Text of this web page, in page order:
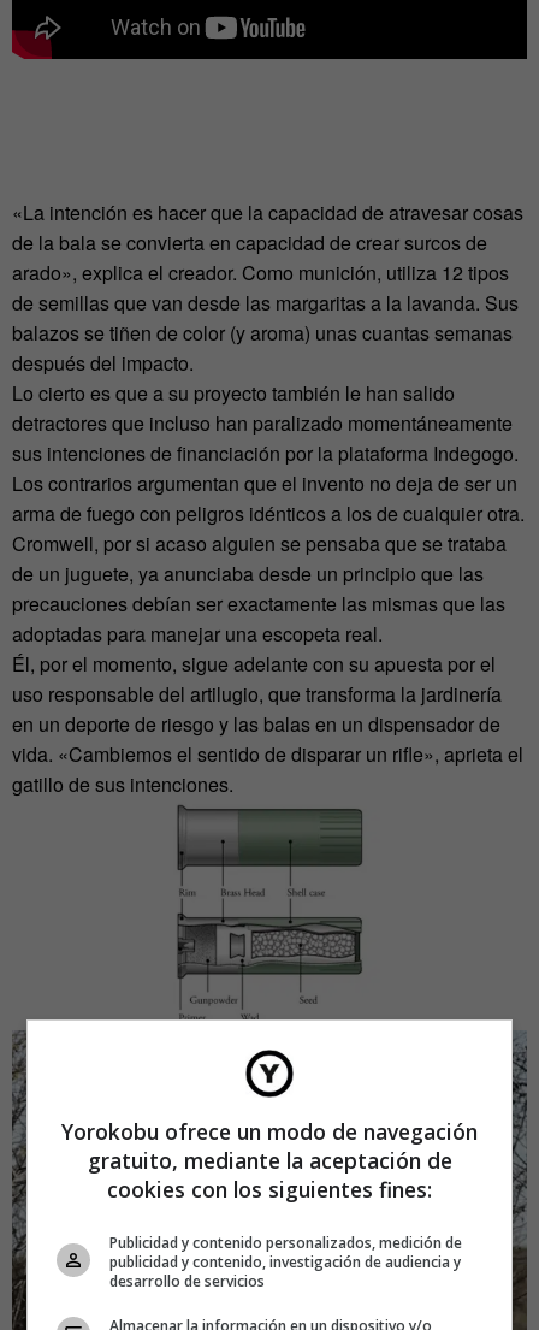
«La intención es hacer que la capacidad de atravesar cosas
de la bala se convierta en capacidad de crear surcos de
arado», explica el creador. Como munición, utiliza 12 tipos
de semillas que van desde las margaritas a la lavanda. Sus
balazos se tiñen de color (y aroma) unas cuantas semanas
después del impacto.
Lo cierto es que a su proyecto también le han salido
detractores que incluso han paralizado momentáneamente
sus intenciones de financiación por la plataforma Indegogo.
Los contrarios argumentan que el invento no deja de ser un
arma de fuego con peligros idénticos a los de cualquier otra.
Cromwell, por si acaso alguien se pensaba que se trataba
de un juguete, ya anunciaba desde un principio que las
precauciones debían ser exactamente las mismas que las
adoptadas para manejar una escopeta real.
Él, por el momento, sigue adelante con su apuesta por el
uso responsable del artilugio, que transforma la jardinería
en un deporte de riesgo y las balas en un dispensador de
vida. «Cambiemos el sentido de disparar un rifle», aprieta el
gatillo de sus intenciones.
Yorokobu ofrece un modo de navegación
gratuito, mediante la aceptación de
cookies con los siguientes fines:
Publicidad y contenido personalizados, medición de
publicidad y contenido, investigación de audiencia y
desarrollo de servicios
Almacenar la información en un dispositivo y/o